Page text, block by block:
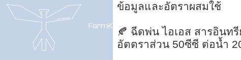
ข้อมูลและอัตราผสมใช้
🍂 ฉีดพ่น ไอเอส สารอินท
อัตตราส่วน 50ซีซี ต่อน้ำ